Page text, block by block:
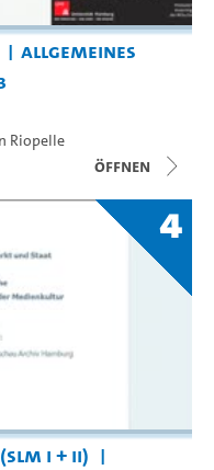
Allgemeines
Riopelle
Öffnen
4
I + II)